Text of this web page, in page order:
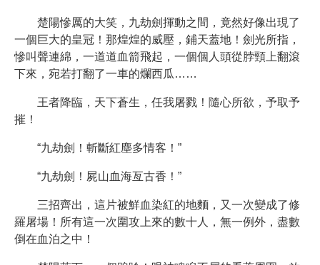
楚陽慘厲的大笑，九劫劍揮動之間，竟然好像出現了
一個巨大的皇冠！那煌煌的威壓，鋪天蓋地！劍光所指，
慘叫聲連綿，一道道血箭飛起，一個個人頭從脖頸上翻滾
下來，宛若打翻了一車的爛西瓜……
王者降臨，天下蒼生，任我屠戮！隨心所欲，予取予
摧！
“九劫劍！斬斷紅塵多情客！”
“九劫劍！屍山血海亙古香！”
三招齊出，這片被鮮血染紅的地麵，又一次變成了修
羅屠場！所有這一次圍攻上來的數十人，無一例外，盡數
倒在血泊之中！